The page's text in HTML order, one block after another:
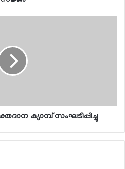
ക്യാമ്പ് സംഘടിപ്പിച്ചു